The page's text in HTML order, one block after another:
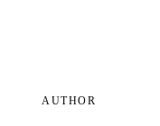
AUTHOR